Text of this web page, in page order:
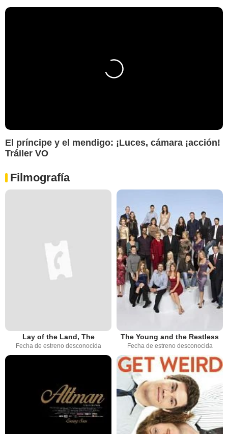
El príncipe y el mendigo: ¡Luces, cámara ¡acción!
Tráiler VO
Filmografía
Lay of the Land, The
Fecha de estreno desconocida
The Young and the Restless
Fecha de estreno desconocida